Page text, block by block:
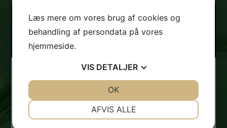
EN AFTALE ER EN AFTALE
Hos os er en aftale en aftale – vi holder hvad vi
lover og vi er her for dig – også efter handlen
Læs mere om vores brug af cookies og
behandling af persondata på vores
hjemmeside.
VIS DETALJER
AFVIS ALLE
OK